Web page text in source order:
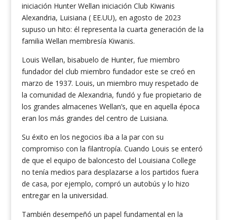
iniciación Hunter Wellan iniciación Club Kiwanis
Alexandria, Luisiana ( EE.UU), en agosto de 2023
supuso un hito: él representa la cuarta generación de la
familia Wellan membresía Kiwanis.
Louis Wellan, bisabuelo de Hunter, fue miembro
fundador del club miembro fundador este se creó en
marzo de 1937. Louis, un miembro muy respetado de
la comunidad de Alexandria, fundó y fue propietario de
los grandes almacenes Wellan’s, que en aquella época
eran los más grandes del centro de Luisiana.
Su éxito en los negocios iba a la par con su
compromiso con la filantropía. Cuando Louis se enteró
de que el equipo de baloncesto del Louisiana College
no tenía medios para desplazarse a los partidos fuera
de casa, por ejemplo, compró un autobús y lo hizo
entregar en la universidad.
También desempeñó un papel fundamental en la